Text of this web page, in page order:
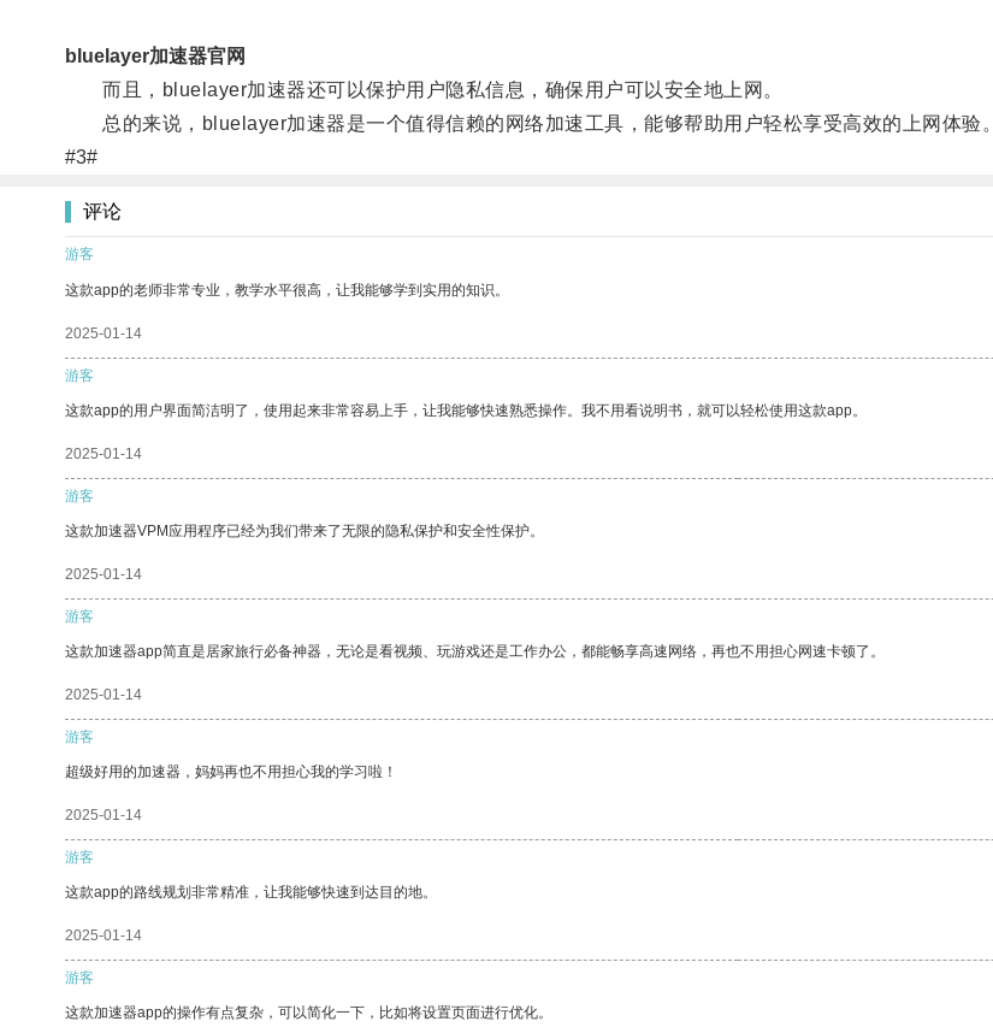
bluelayer加速器官网
而且，bluelayer加速器还可以保护用户隐私信息，确保用户可以安全地上网。
总的来说，bluelayer加速器是一个值得信赖的网络加速工具，能够帮助用户轻松享受高效的上网体验。
#3#
评论
游客
这款app的老师非常专业，教学水平很高，让我能够学到实用的知识。
2025-01-14
游客
这款app的用户界面简洁明了，使用起来非常容易上手，让我能够快速熟悉操作。我不用看说明书，就可以轻松使用这款app。
2025-01-14
游客
这款加速器VPM应用程序已经为我们带来了无限的隐私保护和安全性保护。
2025-01-14
游客
这款加速器app简直是居家旅行必备神器，无论是看视频、玩游戏还是工作办公，都能畅享高速网络，再也不用担心网速卡顿了。
2025-01-14
游客
超级好用的加速器，妈妈再也不用担心我的学习啦！
2025-01-14
游客
这款app的路线规划非常精准，让我能够快速到达目的地。
2025-01-14
游客
这款加速器app的操作有点复杂，可以简化一下，比如将设置页面进行优化。